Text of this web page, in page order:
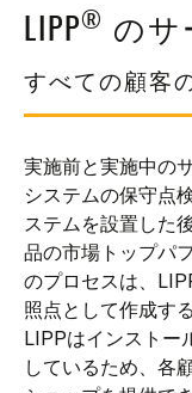
エネルギー資源
コンテナ改修
追加付属機器
ダウンロード
ビデオ
LIPP® のサ
すべての顧客
実施前と実施中の
システムの保守点
ステムを設置した
品の市場トップパ
のプロセスは、
照点として作成す
LIPPはインストー
しているため、各